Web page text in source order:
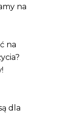
na
na
dla